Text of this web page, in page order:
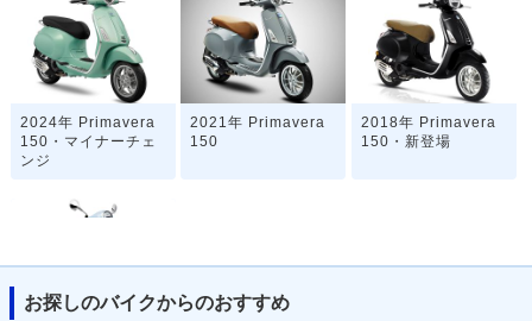
2024年 Primavera
150・マイナーチェ
ンジ
2021年 Primavera
150
2018年 Primavera
150・新登場
お探しのバイクからのおすすめ